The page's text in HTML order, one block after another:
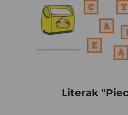
Literak